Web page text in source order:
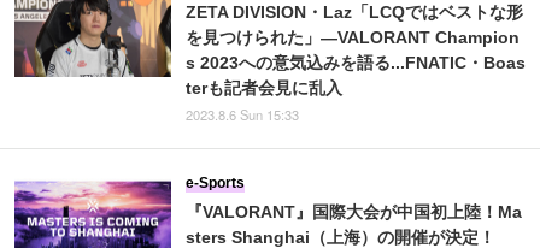
ZETA DIVISION・Laz「LCQではベストな形
を見つけられた」―VALORANT Champion
s 2023への意気込みを語る...FNATIC・Boas
terも記者会見に乱入
2023.8.6 Sun 15:33
『VALORANT』国際大会が中国初上陸！Ma
sters Shanghai（上海）の開催が決定！
e-Sports